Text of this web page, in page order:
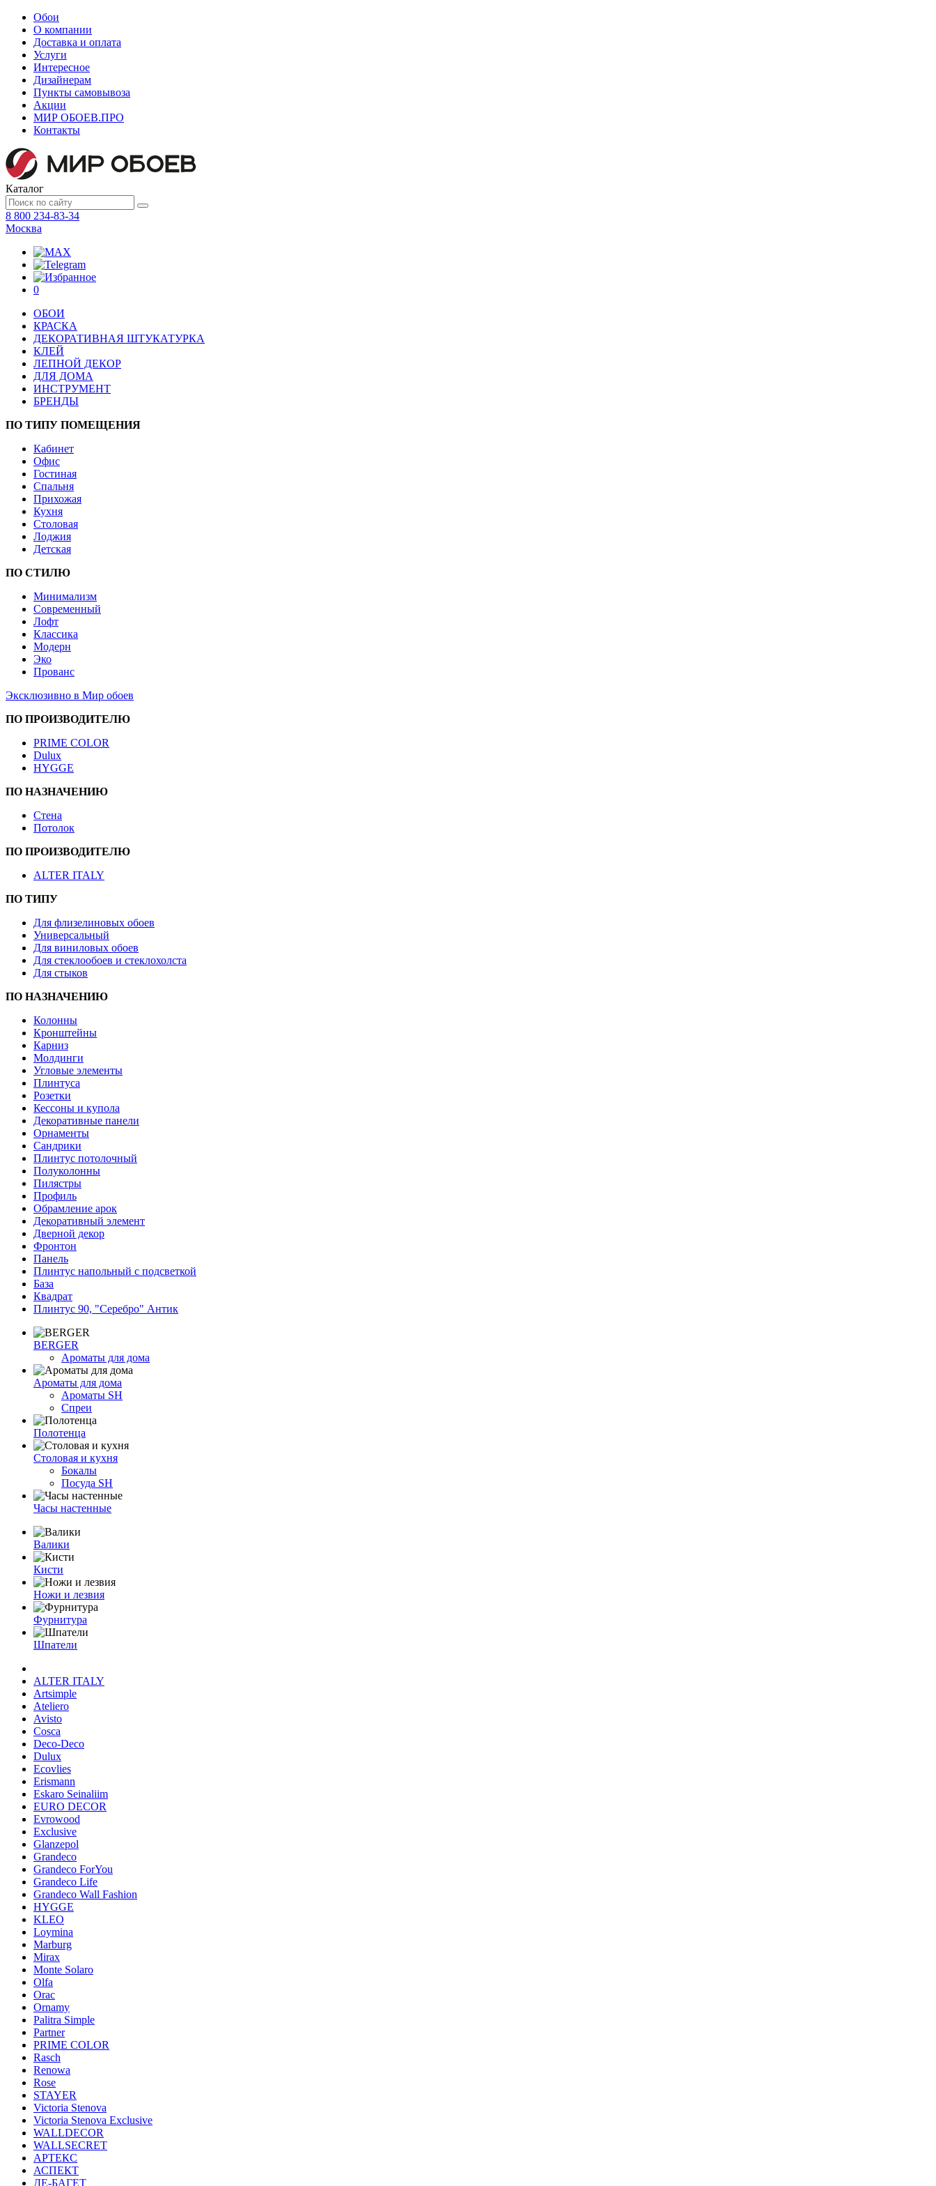
Обои
О компании
Доставка и оплата
Услуги
Интересное
Дизайнерам
Пункты самовывоза
Акции
МИР ОБОЕВ.ПРО
Контакты
Каталог
8 800 234-83-34
Москва
0
ОБОИ
КРАСКА
ДЕКОРАТИВНАЯ ШТУКАТУРКА
КЛЕЙ
ЛЕПНОЙ ДЕКОР
ДЛЯ ДОМА
ИНСТРУМЕНТ
БРЕНДЫ
ПО ТИПУ ПОМЕЩЕНИЯ
Кабинет
Офис
Гостиная
Спальня
Прихожая
Кухня
Столовая
Лоджия
Детская
ПО СТИЛЮ
Минимализм
Современный
Лофт
Классика
Модерн
Эко
Прованс
Эксклюзивно в Мир обоев
ПО ПРОИЗВОДИТЕЛЮ
PRIME COLOR
Dulux
HYGGE
ПО НАЗНАЧЕНИЮ
Стена
Потолок
ПО ПРОИЗВОДИТЕЛЮ
ALTER ITALY
ПО ТИПУ
Для флизелиновых обоев
Универсальный
Для виниловых обоев
Для стеклообоев и стеклохолста
Для стыков
ПО НАЗНАЧЕНИЮ
Колонны
Кронштейны
Карниз
Молдинги
Угловые элементы
Плинтуса
Розетки
Кессоны и купола
Декоративные панели
Орнаменты
Сандрики
Плинтус потолочный
Полуколонны
Пилястры
Профиль
Обрамление арок
Декоративный элемент
Дверной декор
Фронтон
Панель
Плинтус напольный с подсветкой
База
Квадрат
Плинтус 90, "Серебро" Антик
BERGER
Ароматы для дома
Ароматы для дома
Ароматы SH
Спреи
Полотенца
Столовая и кухня
Бокалы
Посуда SH
Часы настенные
Валики
Кисти
Ножи и лезвия
Фурнитура
Шпатели
ALTER ITALY
Artsimple
Ateliero
Avisto
Cosca
Deco-Deco
Dulux
Ecovlies
Erismann
Eskaro Seinaliim
EURO DECOR
Evrowood
Exclusive
Glanzepol
Grandeco
Grandeco ForYou
Grandeco Life
Grandeco Wall Fashion
HYGGE
KLEO
Loymina
Marburg
Mirax
Monte Solaro
Olfa
Orac
Ornamy
Palitra Simple
Partner
PRIME COLOR
Rasch
Renowa
Rose
STAYER
Victoria Stenova
Victoria Stenova Exclusive
WALLDECOR
WALLSECRET
АРТЕКС
АСПЕКТ
ДЕ-БАГЕТ